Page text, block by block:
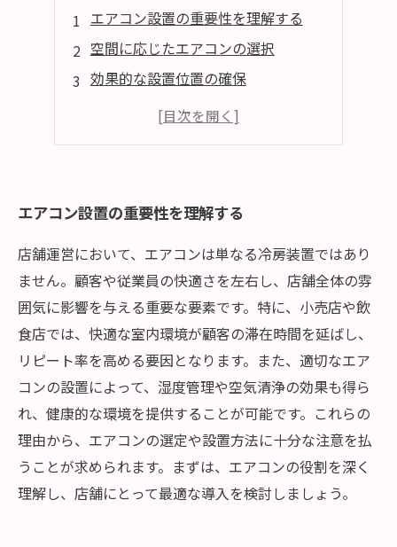
エアコン設置の重要性を理解する
空間に応じたエアコンの選択
効果的な設置位置の確保
定期的なメンテナンスの重要性
エアコン設置の重要性を理解する
店舗運営において、エアコンは単なる冷房装置ではあり
ません。顧客や従業員の快適さを左右し、店舗全体の雰
囲気に影響を与える重要な要素です。特に、小売店や飲
食店では、快適な室内環境が顧客の滞在時間を延ばし、
リピート率を高める要因となります。また、適切なエア
コンの設置によって、湿度管理や空気清浄の効果も得ら
れ、健康的な環境を提供することが可能です。これらの
理由から、エアコンの選定や設置方法に十分な注意を払
うことが求められます。まずは、エアコンの役割を深く
理解し、店舗にとって最適な導入を検討しましょう。